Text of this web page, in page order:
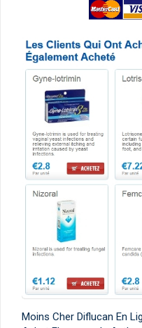
Moins Cher Diflucan En